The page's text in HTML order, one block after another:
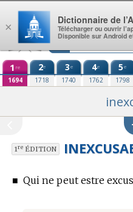
Aller au contenu
1 re
1694
2e
1718
3e
1740
4e
1762
5e
1798
1reÉDITION
■ Qui ne peut estre
×
Dictionnaire de
Télécharger ou ouvrir
Disponible sur Android